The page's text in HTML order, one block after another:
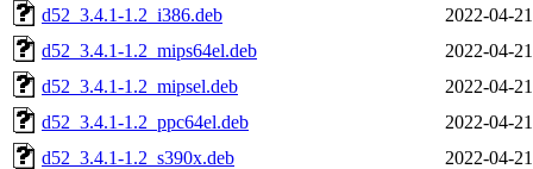
d52_3.4.1-1.2_i386.deb
2022-04-
d52_3.4.1-1.2_mips64el.deb
2022-04-
d52_3.4.1-1.2_mipsel.deb
2022-04-
d52_3.4.1-1.2_ppc64el.deb
2022-04-
d52_3.4.1-1.2_s390x.deb
2022-04-